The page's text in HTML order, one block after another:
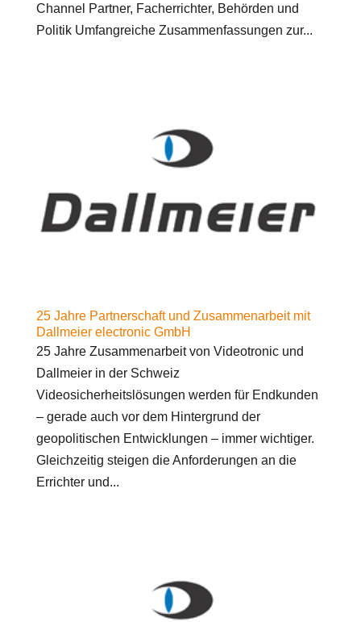
Channel Partner, Facherrichter, Behörden und
Politik Umfangreiche Zusammenfassungen zur...
25 Jahre Partnerschaft und Zusammenarbeit mit
Dallmeier electronic GmbH
25 Jahre Zusammenarbeit von Videotronic und
Dallmeier in der Schweiz
Videosicherheitslösungen werden für Endkunden
– gerade auch vor dem Hintergrund der
geopolitischen Entwicklungen – immer wichtiger.
Gleichzeitig steigen die Anforderungen an die
Errichter und...